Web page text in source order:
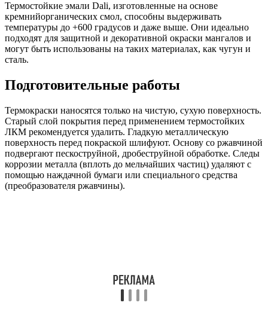
Термостойкие эмали Dali, изготовленные на основе
кремнийорганических смол, способны выдерживать
температуры до +600 градусов и даже выше. Они идеально
подходят для защитной и декоративной окраски мангалов и
могут быть использованы на таких материалах, как чугун и
сталь.
Подготовительные работы
Термокраски наносятся только на чистую, сухую поверхность.
Старый слой покрытия перед применением термостойких
ЛКМ рекомендуется удалить. Гладкую металлическую
поверхность перед покраской шлифуют. Основу со ржавчиной
подвергают пескоструйной, дробеструйной обработке. Следы
коррозии металла (вплоть до мельчайших частиц) удаляют с
помощью наждачной бумаги или специального средства
(преобразователя ржавчины).